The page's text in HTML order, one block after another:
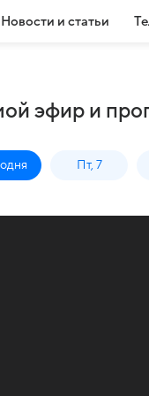
Новости и статьи
эфир и
Пт, 7